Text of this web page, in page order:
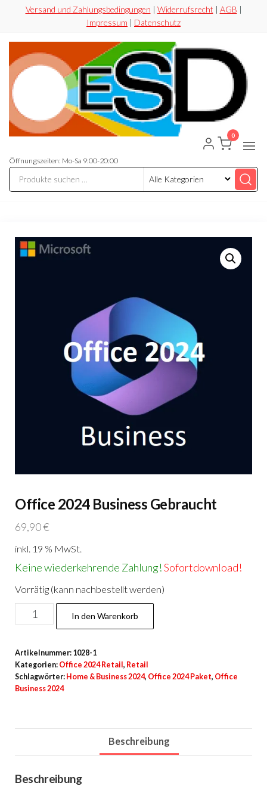
springen
Versand und Zahlungsbedingungen | Widerrufsrecht | AGB |
Impressum | Datenschutz
Handel
Preiswert
Öffnungszeiten: Mo-Sa 9:00-20:00
0
Office 2024 Business Gebraucht
69,90€
inkl. 19 % MwSt.
Keine wiederkehrende Zahlung!Sofortdownload!
Vorrätig (kann nachbestellt werden)
Office
2024
Gebraucht
Menge
In den Warenkorb
Artikelnummer: 1028-1
Kategorien: Office 2024 Retail , Retail
Schlagwörter: Home & Business 2024, Office 2024 Paket, Office
Business 2024
Beschreibung
Beschreibung